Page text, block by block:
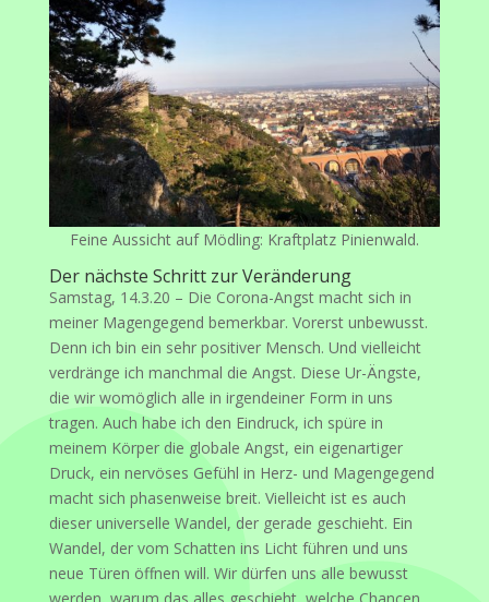
Feine Aussicht auf Mödling: Kraftplatz Pinienwald.
Der nächste Schritt zur Veränderung
Samstag, 14.3.20 – Die Corona-Angst macht sich in
meiner Magengegend bemerkbar. Vorerst unbewusst.
Denn ich bin ein sehr positiver Mensch. Und vielleicht
verdränge ich manchmal die Angst. Diese Ur-Ängste,
die wir womöglich alle in irgendeiner Form in uns
tragen. Auch habe ich den Eindruck, ich spüre in
meinem Körper die globale Angst, ein eigenartiger
Druck, ein nervöses Gefühl in Herz- und Magengegend
macht sich phasenweise breit. Vielleicht ist es auch
dieser universelle Wandel, der gerade geschieht. Ein
Wandel, der vom Schatten ins Licht führen und uns
neue Türen öffnen will. Wir dürfen uns alle bewusst